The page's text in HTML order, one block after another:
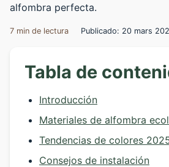
alfombra perfecta.
7 min de lectura Publicado: 20 mars
Tabla de
Introducción
Materiales de alfombra
Tendencias de colores
Consejos de instalación